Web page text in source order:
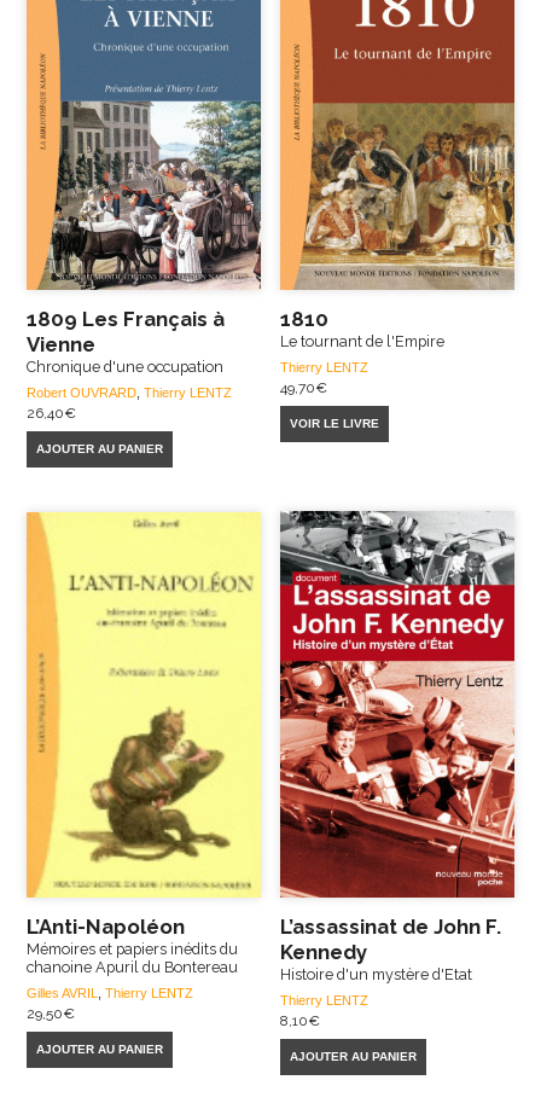
1809 Les Français à
Vienne
Chronique d'une occupation
Robert OUVRARD ,Thierry LENTZ
26,40€
AJOUTER AU PANIER
1810
Le tournant de l'Empire
Thierry LENTZ
49,70€
VOIR LE LIVRE
L’Anti-Napoléon
Mémoires et papiers inédits du
chanoine Apuril du Bontereau
Gilles AVRIL ,Thierry LENTZ
29,50€
AJOUTER AU PANIER
L’assassinat de John F.
Kennedy
Histoire d'un mystère d'Etat
Thierry LENTZ
8,10€
AJOUTER AU PANIER